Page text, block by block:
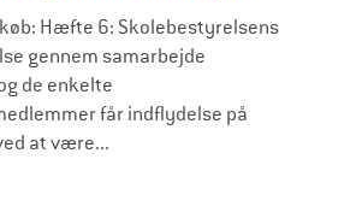
Hæfte 6: Skolebestyrelsens
gennem samarbejde
de enkelte
får indflydelse på
at være...